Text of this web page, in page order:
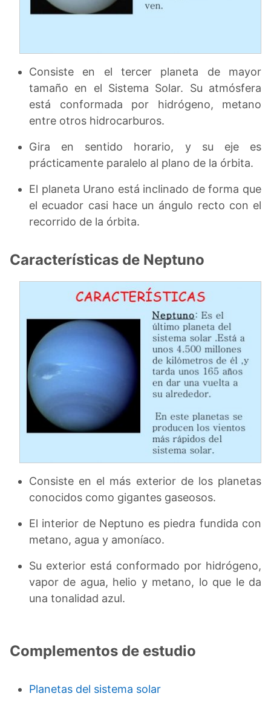
Consiste en el tercer planeta de mayor
tamaño en el Sistema Solar. Su atmósfera
está conformada por hidrógeno, metano
entre otros hidrocarburos.
Gira en sentido horario, y su eje es
prácticamente paralelo al plano de la órbita.
El planeta Urano está inclinado de forma que
el ecuador casi hace un ángulo recto con el
recorrido de la órbita.
Características de Neptuno
Consiste en el más exterior de los planetas
conocidos como gigantes gaseosos.
El interior de Neptuno es piedra fundida con
metano, agua y amoníaco.
Su exterior está conformado por hidrógeno,
vapor de agua, helio y metano, lo que le da
una tonalidad azul.
Complementos de estudio
Planetas del sistema solar